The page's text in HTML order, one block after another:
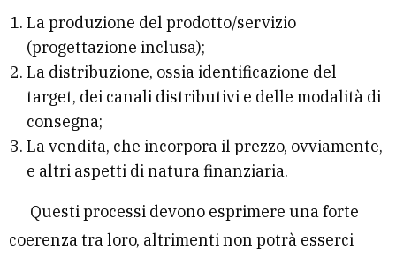
La produzione del prodotto/servizio
(progettazione inclusa);
La distribuzione, ossia identificazione del
target, dei canali distributivi e delle modalità di
consegna;
La vendita, che incorpora il prezzo, ovviamente,
e altri aspetti di natura finanziaria.
Questi processi devono esprimere una forte
coerenza tra loro, altrimenti non potrà esserci